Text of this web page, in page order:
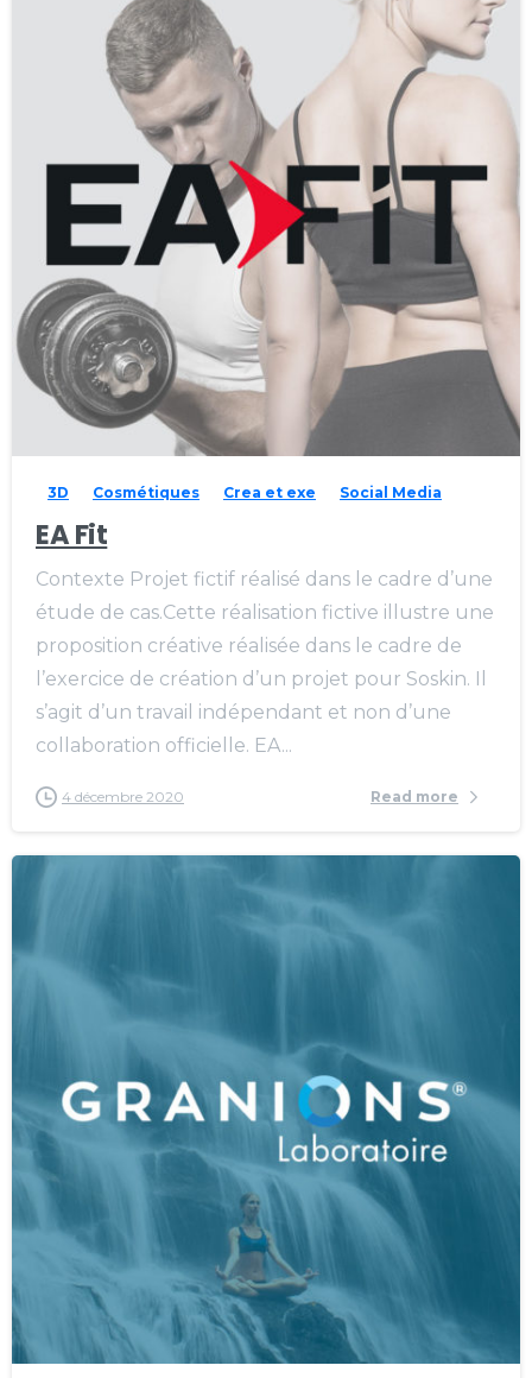
3D Cosmétiques Crea et exe Social Media
EA Fit
Contexte Projet fictif réalisé dans le cadre d’une
étude de cas.Cette réalisation fictive illustre une
proposition créative réalisée dans le cadre de
l’exercice de création d’un projet pour Soskin. Il
s’agit d’un travail indépendant et non d’une
collaboration officielle. EA...
4 décembre 2020 Read more